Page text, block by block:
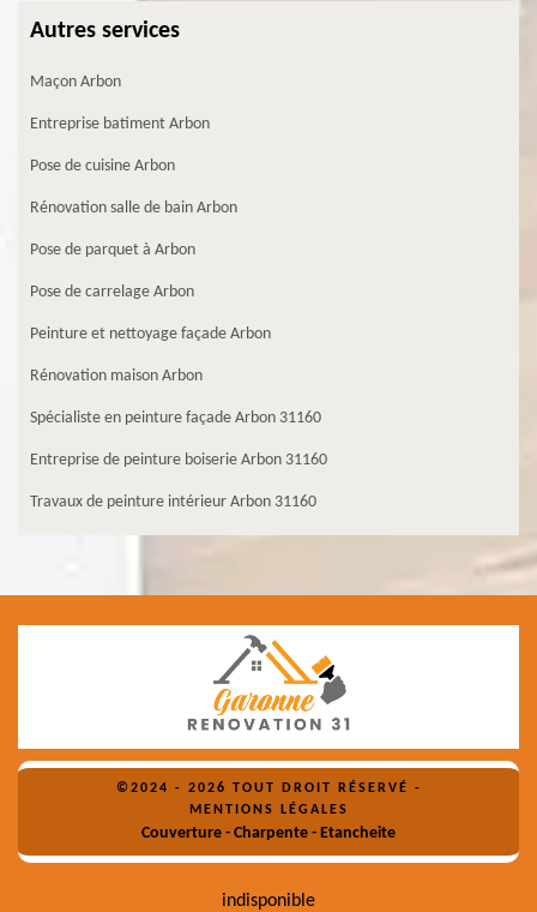
Autres services
Maçon Arbon
Entreprise batiment Arbon
Pose de cuisine Arbon
Rénovation salle de bain Arbon
Pose de parquet à Arbon
Pose de carrelage Arbon
Peinture et nettoyage façade Arbon
Rénovation maison Arbon
Spécialiste en peinture façade Arbon 31160
Entreprise de peinture boiserie Arbon 31160
Travaux de peinture intérieur Arbon 31160
©2024 - 2026 TOUT DROIT RÉSERVÉ -
MENTIONS LÉGALES
Couverture - Charpente - Etancheite
indisponible